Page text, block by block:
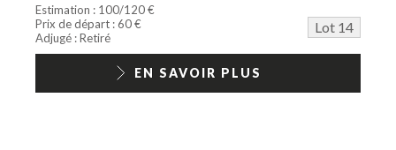
Estimation : 100/120 €
Prix de départ : 60 €
Lot 14
Adjugé : Retiré
EN SAVOIR PLUS